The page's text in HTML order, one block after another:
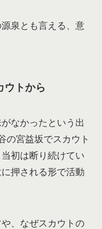
泉とも言える、意
ウトから
なかったという出
の宮益坂でスカウト
初は断り続けてい
押される形で活動
、なぜスカウトの